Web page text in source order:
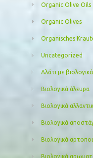
Organic Olive Oils
Organic Olives
Organisches
Uncategorized
Αλάτι με
Βιολογικά άλευρα
Βιολογικά
Βιολογικά
Βιολογικά
Βιολογικά